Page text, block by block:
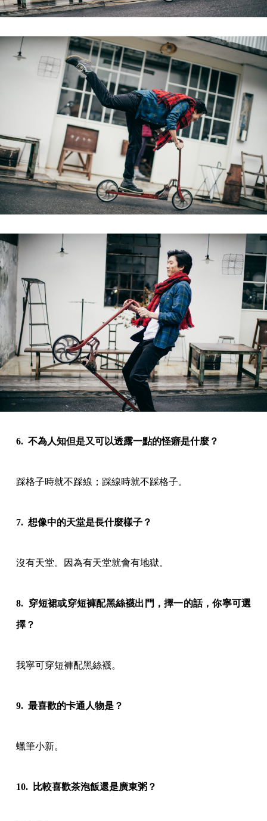
6. 不為人知但是又可以透露一點的怪癖是什麼？
踩格子時就不踩線；踩線時就不踩格子。
7. 想像中的天堂是長什麼樣子？
沒有天堂。因為有天堂就會有地獄。
8. 穿短裙或穿短褲配黑絲襪出門，擇一的話，你寧可選
擇？
我寧可穿短褲配黑絲襪。
9. 最喜歡的卡通人物是？
蠟筆小新。
10. 比較喜歡茶泡飯還是廣東粥？